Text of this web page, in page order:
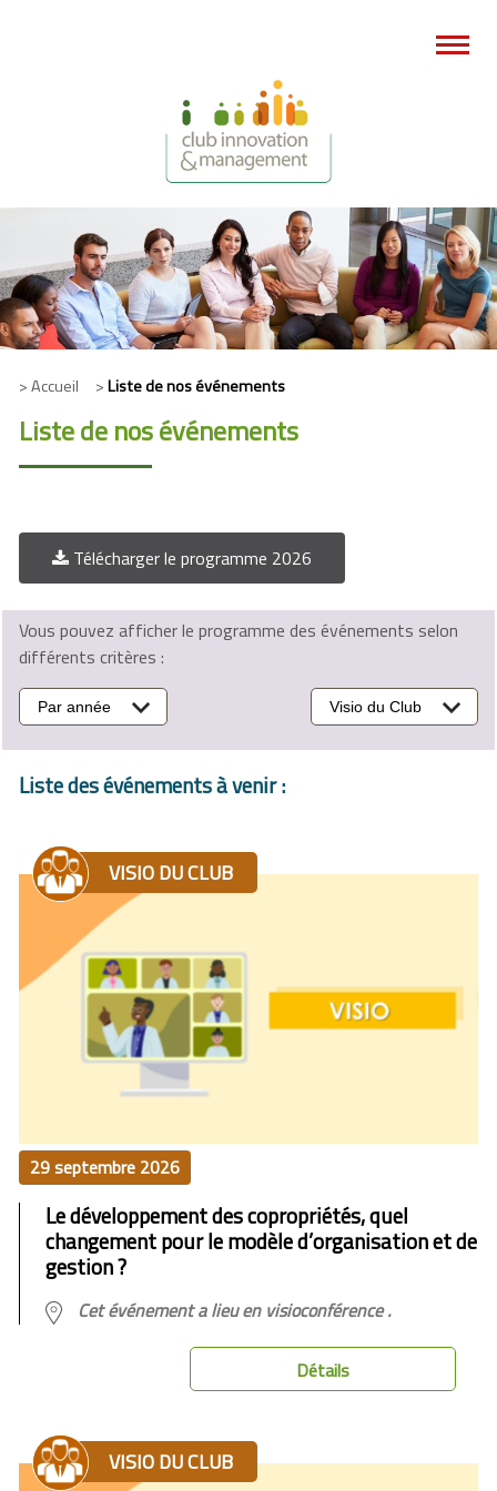
> Accueil >Liste de nos événements
Liste de nos événements
Télécharger le programme 2026
Vous pouvez afficher le programme des événements selon
différents critères :
Par année Visio du Club
Liste des événements à venir :
VISIO DU CLUB
29 septembre 2026
Le développement des copropriétés, quel
changement pour le modèle d’organisation ​et de
gestion ?
Cet événement a lieu en visioconférence .
Détails
VISIO DU CLUB